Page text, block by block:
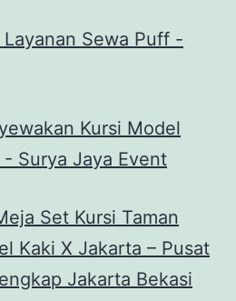
Layanan Sewa Puff -
Kursi Model
Surya Jaya Event
Set Kursi Taman
Kaki X Jakarta – Pusat
Jakarta Bekasi